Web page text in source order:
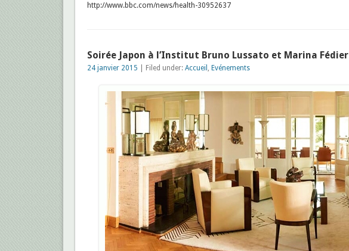
http://www.bbc.com/news/health-30952637
Soirée Japon à l’Institut Bruno Lussato et Marina Fédier
24 janvier 2015 | Filed under: Accueil Evénements